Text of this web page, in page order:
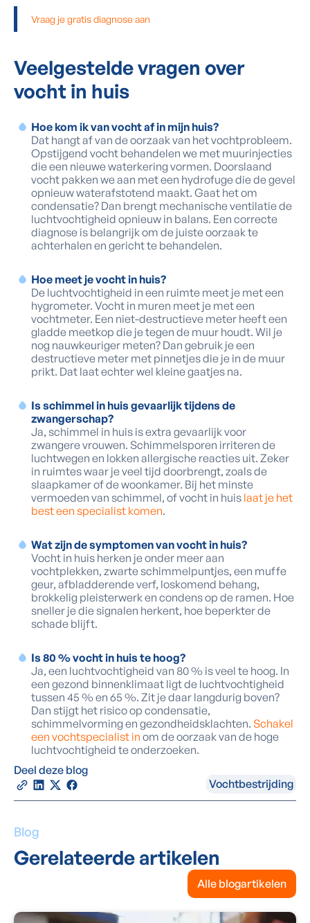
Vraag je gratis diagnose aan
Veelgestelde vragen over
vocht in huis
Hoe kom ik van vocht af in mijn huis?
Dat hangt af van de oorzaak van het vochtprobleem.
Opstijgend vocht behandelen we met muurinjecties
die een nieuwe waterkering vormen. Doorslaand
vocht pakken we aan met een hydrofuge die de gevel
opnieuw waterafstotend maakt. Gaat het om
condensatie? Dan brengt mechanische ventilatie de
luchtvochtigheid opnieuw in balans. Een correcte
diagnose is belangrijk om de juiste oorzaak te
achterhalen en gericht te behandelen.
Hoe meet je vocht in huis?
De luchtvochtigheid in een ruimte meet je met een
hygrometer. Vocht in muren meet je met een
vochtmeter. Een niet-destructieve meter heeft een
gladde meetkop die je tegen de muur houdt. Wil je
nog nauwkeuriger meten? Dan gebruik je een
destructieve meter met pinnetjes die je in de muur
prikt. Dat laat echter wel kleine gaatjes na.
Is schimmel in huis gevaarlijk tijdens de
zwangerschap?
Ja, schimmel in huis is extra gevaarlijk voor
zwangere vrouwen. Schimmelsporen irriteren de
luchtwegen en lokken allergische reacties uit. Zeker
in ruimtes waar je veel tijd doorbrengt, zoals de
slaapkamer of de woonkamer. Bij het minste
vermoeden van schimmel, of vocht in huis laat je het
best een specialist komen.
Wat zijn de symptomen van vocht in huis?
Vocht in huis herken je onder meer aan
vochtplekken, zwarte schimmelpuntjes, een muffe
geur, afbladderende verf, loskomend behang,
brokkelig pleisterwerk en condens op de ramen. Hoe
sneller je die signalen herkent, hoe beperkter de
schade blijft.
Is 80 % vocht in huis te hoog?
Ja, een luchtvochtigheid van 80 % is veel te hoog. In
een gezond binnenklimaat ligt de luchtvochtigheid
tussen 45 % en 65 %. Zit je daar langdurig boven?
Dan stijgt het risico op condensatie,
schimmelvorming en gezondheidsklachten. Schakel
een vochtspecialist in om de oorzaak van de hoge
luchtvochtigheid te onderzoeken.
Deel deze blog
Vochtbestrijding
Blog
Gerelateerde artikelen
Alle blogartikelen